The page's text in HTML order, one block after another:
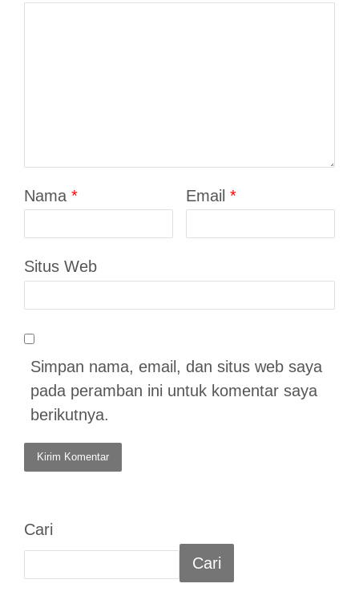
Nama * Email *
Situs Web
Simpan nama, email, dan situs web saya
pada peramban ini untuk komentar saya
berikutnya.
Cari
Cari